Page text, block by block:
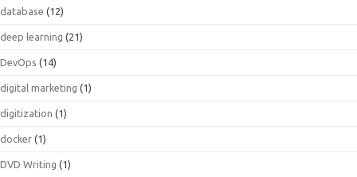
database (12)
deep learning (21)
DevOps (14)
digital marketing (1)
digitization (1)
docker (1)
DVD Writing (1)